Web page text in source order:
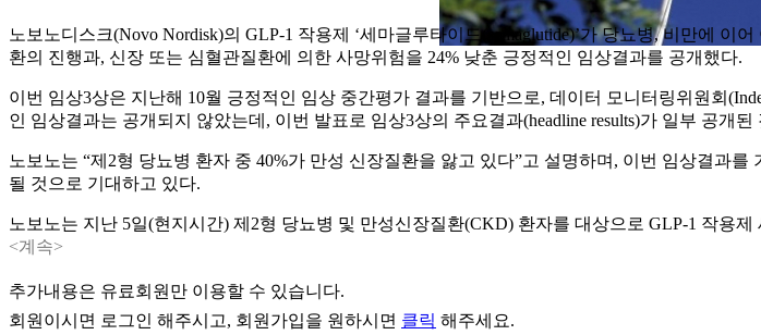
노보노디스크(Novo Nordisk)의 GLP-1 작용제 ‘세마글루타이드(semaglutide)’가 당뇨병, 비만에
환의 진행과, 신장 또는 심혈관질환에 의한 사망위험을 24% 낮춘 긍정적인 임상결과를 공개했다.
이번 임상3상은 지난해 10월 긍정적인 임상 중간평가 결과를 기반으로, 데이터 모니터링위원회
인 임상결과는 공개되지 않았는데, 이번 발표로 임상3상의 주요결과(headline results)가 일부 공개된
노보노는 “제2형 당뇨병 환자 중 40%가 만성 신장질환을 앓고 있다”고 설명하며, 이번 임상결과
될 것으로 기대하고 있다.
노보노는 지난 5일(현지시간) 제2형 당뇨병 및 만성신장질환(CKD) 환자를 대상으로 GLP-1 작용
<계속>
추가내용은 유료회원만 이용할 수 있습니다.
회원이시면 로그인 해주시고, 회원가입을 원하시면 클릭 해주세요.